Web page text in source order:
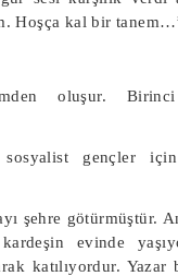
Hoşça kal bir
oluşur.
sosyalist gençler
şehre götürmüştür.
evinde
katılıyordur.